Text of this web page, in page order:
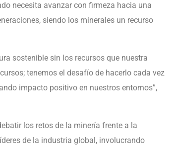
necesita avanzar con firmeza hacia una
siendo los minerales un recurso
sostenible sin los recursos que nuestra
tenemos el desafío de hacerlo cada vez
impacto positivo en nuestros entornos”,
los retos de la minería frente a la
de la industria global, involucrando